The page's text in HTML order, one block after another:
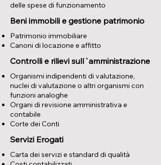
delle spese di funzionamento
Beni immobili e gestione patrimonio
Patrimonio immobiliare
Canoni di locazione e affitto
Controlli e rilievi sull`amministrazione
Organismi indipendenti di valutazione,
nuclei di valutazione o altri organismi con
funzioni analoghe
Organi di revisione amministrativa e
contabile
Corte dei Conti
Servizi Erogati
Carta dei servizi e standard di qualità